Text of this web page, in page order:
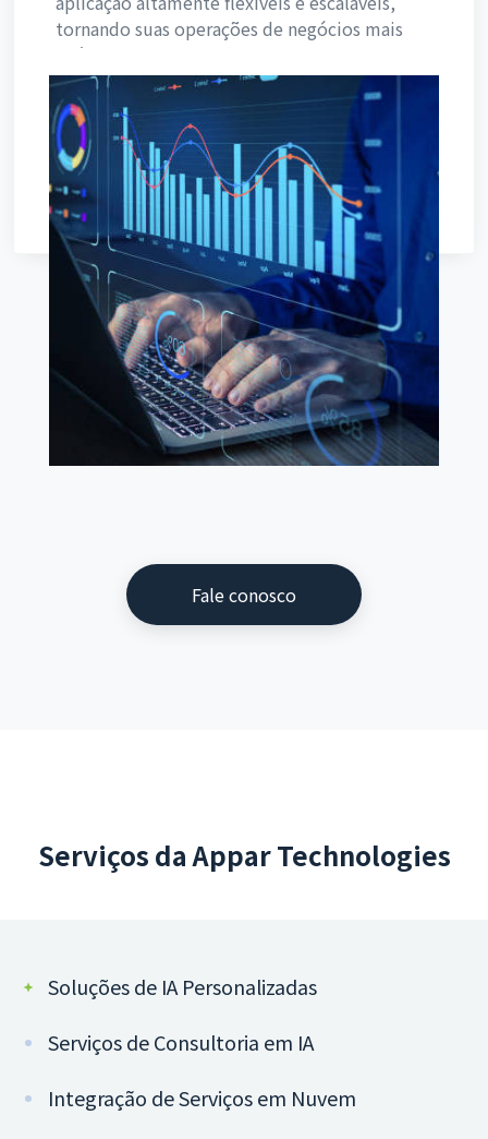
tornando suas operações de negócios mais
fluídas e eficientes.
Fale conosco
Serviços da Appar Technologies
Soluções de IA Personalizadas
Serviços de Consultoria em IA
Integração de Serviços em Nuvem